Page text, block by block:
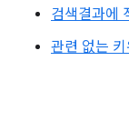
검색결과에
관련 없는